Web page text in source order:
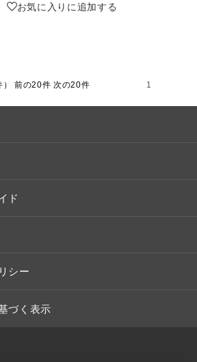
お気に入りに追加する
前の20件 次の20件 1
ド
シー
づく表示